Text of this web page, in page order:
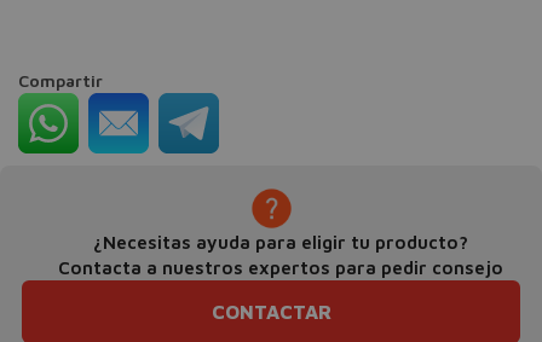
Compartir
¿Necesitas ayuda para eligir tu producto?
Contacta a nuestros expertos para pedir consejo
CONTACTAR